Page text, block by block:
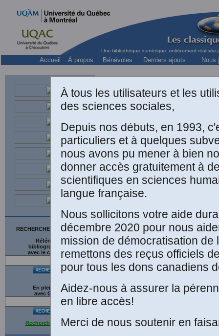
Accueil À propos Bénévoles Derniers ajouts Nous
RECHERCHE SUR LE SITE
Références
bibliographiques
avec le catalogue
En plein texte
avec G gl
Recherche avancée
Fédor
À tous les utilisateurs et les
des sciences sociales,
Depuis nos débuts, en 1993,
particuliers et à quelques
nous avons pu mener à bien
donner accès gratuitement à
scientifiques en sciences
langue française.
Nous sollicitons votre aide
décembre 2020 pour nous
mission de démocratisation
remettons des reçus officiels
pour tous les dons canadiens
Aidez-nous à assurer la
en libre accès!
Merci de nous soutenir en